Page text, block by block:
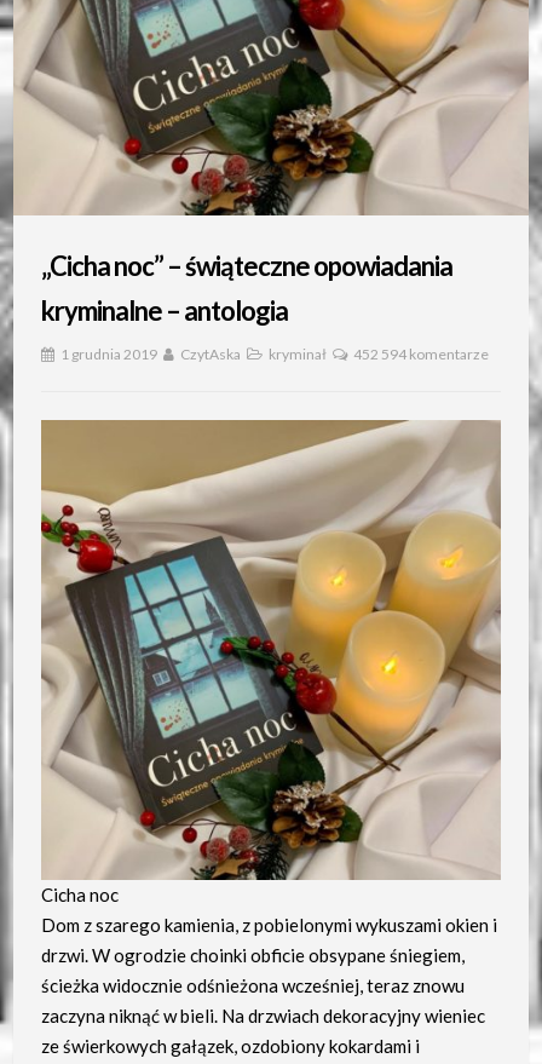
„Cicha noc” – świąteczne opowiadania
kryminalne – antologia
1 grudnia 2019 CzytAska kryminał 452 594 komentarze
Cicha noc
Dom z szarego kamienia, z pobielonymi wykuszami okien i
drzwi. W ogrodzie choinki obficie obsypane śniegiem,
ścieżka widocznie odśnieżona wcześniej, teraz znowu
zaczyna niknąć w bieli. Na drzwiach dekoracyjny wieniec
ze świerkowych gałązek, ozdobiony kokardami i